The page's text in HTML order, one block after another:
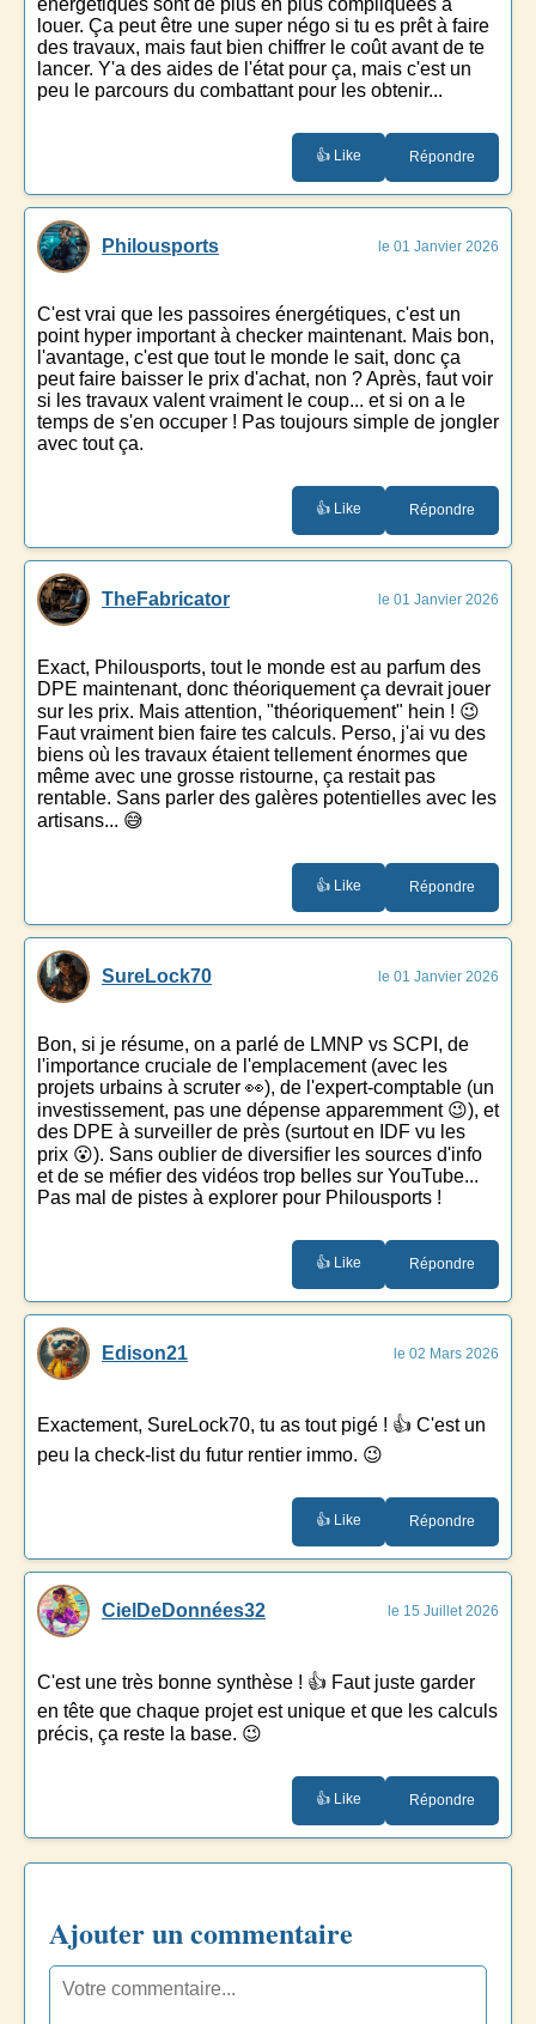
énergétiques sont de plus en plus compliquées à
louer. Ça peut être une super négo si tu es prêt à faire
des travaux, mais faut bien chiffrer le coût avant de te
lancer. Y'a des aides de l'état pour ça, mais c'est un
peu le parcours du combattant pour les obtenir...
👍 Like Répondre
Philousports le 01 Janvier 2026
C'est vrai que les passoires énergétiques, c'est un
point hyper important à checker maintenant. Mais bon,
l'avantage, c'est que tout le monde le sait, donc ça
peut faire baisser le prix d'achat, non ? Après, faut voir
si les travaux valent vraiment le coup... et si on a le
temps de s'en occuper ! Pas toujours simple de jongler
avec tout ça.
👍 Like Répondre
TheFabricator le 01 Janvier 2026
Exact, Philousports, tout le monde est au parfum des
DPE maintenant, donc théoriquement ça devrait jouer
sur les prix. Mais attention, "théoriquement" hein ! 😉
Faut vraiment bien faire tes calculs. Perso, j'ai vu des
biens où les travaux étaient tellement énormes que
même avec une grosse ristourne, ça restait pas
rentable. Sans parler des galères potentielles avec les
artisans... 😅
👍 Like Répondre
SureLock70 le 01 Janvier 2026
Bon, si je résume, on a parlé de LMNP vs SCPI, de
l'importance cruciale de l'emplacement (avec les
projets urbains à scruter 👀), de l'expert-comptable (un
investissement, pas une dépense apparemment 😉), et
des DPE à surveiller de près (surtout en IDF vu les
prix 😮). Sans oublier de diversifier les sources d'info
et de se méfier des vidéos trop belles sur YouTube...
Pas mal de pistes à explorer pour Philousports !
👍 Like Répondre
Edison21 le 02 Mars 2026
Exactement, SureLock70, tu as tout pigé ! 👍 C'est un
peu la check-list du futur rentier immo. 😉
👍 Like Répondre
CielDeDonnées32 le 15 Juillet 2026
C'est une très bonne synthèse ! 👍 Faut juste garder
en tête que chaque projet est unique et que les calculs
précis, ça reste la base. 😉
👍 Like Répondre
Ajouter un commentaire